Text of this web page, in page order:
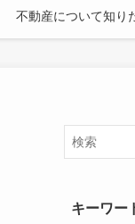
不動産について知り
キーワー